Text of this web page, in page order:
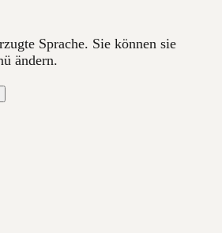
Sprache. Sie können sie
ändern.